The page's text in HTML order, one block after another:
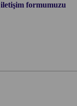
iletişim formumuzu